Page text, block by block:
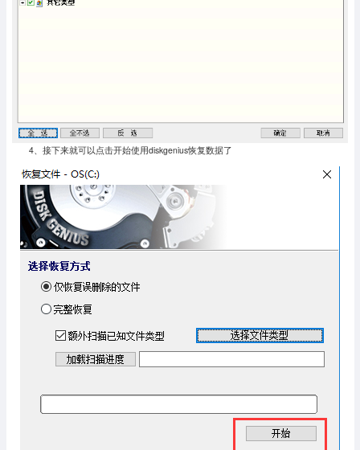
4、接下来就可以点击开始使用diskgenius恢复数据了